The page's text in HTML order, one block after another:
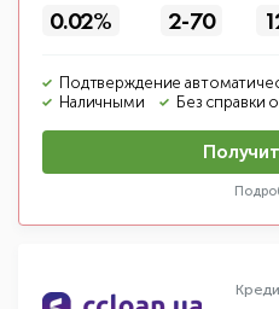
0.02% 2-70
Подтверждение
Наличными
Без справки